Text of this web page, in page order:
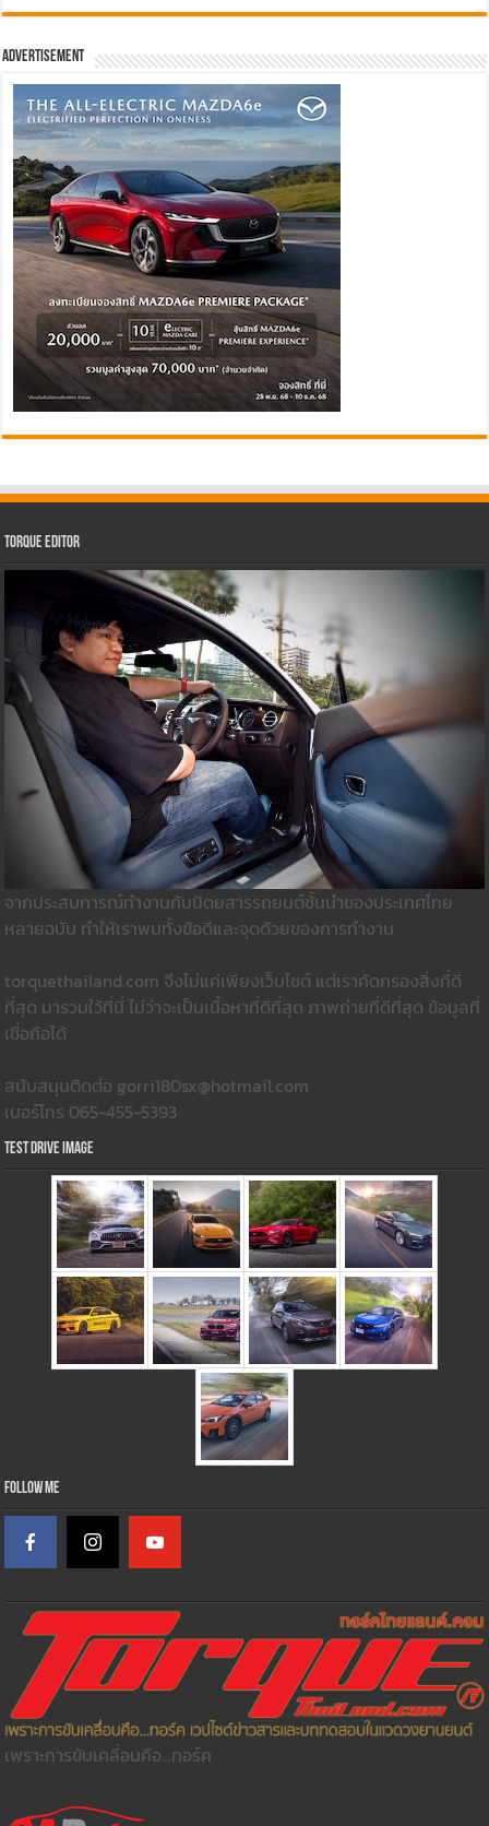
Advertisement
Torque Editor
จากประสบการณ์ทำงานกับนิตยสารรถยนต์ชั้นนำของประเทศไทย
หลายฉบับ ทำให้เราพบทั้งข้อดีและจุดด้วยของการทำงาน
torquethailand.com จึงไม่แค่เพียงเว็บไซต์ แต่เราคัดกรองสิ่งที่ดี
ที่สุด มารวมใว้ที่นี่ ไม่ว่าจะเป็นเนื้อหาที่ดีที่สุด ภาพถ่ายที่ดีที่สุด ข้อมูลที่
เชื่อถือได้
สนับสนุนติดต่อ gorri180sx@hotmail.com
เบอร์โทร 065-455-5393
Test Drive Image
Follow Me
เพราะการขับเคลื่อนคือ...ทอร์ค